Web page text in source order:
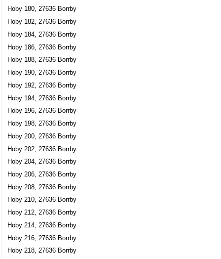
Hoby Lilla Kyl, 27636 Borrby
Anders Ödahl
Hoby Marielund, 27636 Borrby
Gustafsson, Jonas
0414-25143
Hoby Nygård, 27636 Borrby
Lisbeth Alfredsson
Hoby Prästgården, 27636 Borrby
Coneq Konsult AB
Stig Allan Junior Alfredsson
0414-31140
Hans Ove Bertil Hansson
Hoby Slättåkra, 27636 Borrby
Bokförlaget Murbräckan
Kjell-Åke Ingvar Johansson
0414-30053
Hoby Tegelbruksgården, 27636 Borrby
Hoby 180, 27636 Borrby
Hoby 182, 27636 Borrby
Hoby 184, 27636 Borrby
Hoby 186, 27636 Borrby
Hoby 188, 27636 Borrby
Hoby 190, 27636 Borrby
Hoby 192, 27636 Borrby
Hoby 194, 27636 Borrby
Hoby 196, 27636 Borrby
Hoby 198, 27636 Borrby
Hoby 200, 27636 Borrby
Hoby 202, 27636 Borrby
Hoby 204, 27636 Borrby
Hoby 206, 27636 Borrby
Hoby 208, 27636 Borrby
Hoby 210, 27636 Borrby
Hoby 212, 27636 Borrby
Hoby 214, 27636 Borrby
Hoby 216, 27636 Borrby
Hoby 218, 27636 Borrby